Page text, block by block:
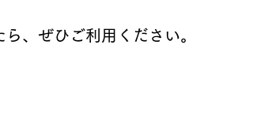
、ぜひご利用ください。